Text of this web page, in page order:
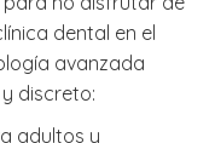
dental en el
avanzada
discreto:
adultos y